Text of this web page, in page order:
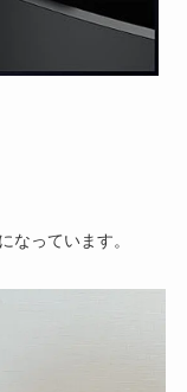
なっています。